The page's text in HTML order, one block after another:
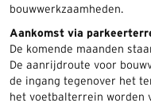
bouwwerkzaamheden.
Aankomst via
De komende maanden
De aanrijdroute voor
de ingang tegenover het
het voetbalterrein worden